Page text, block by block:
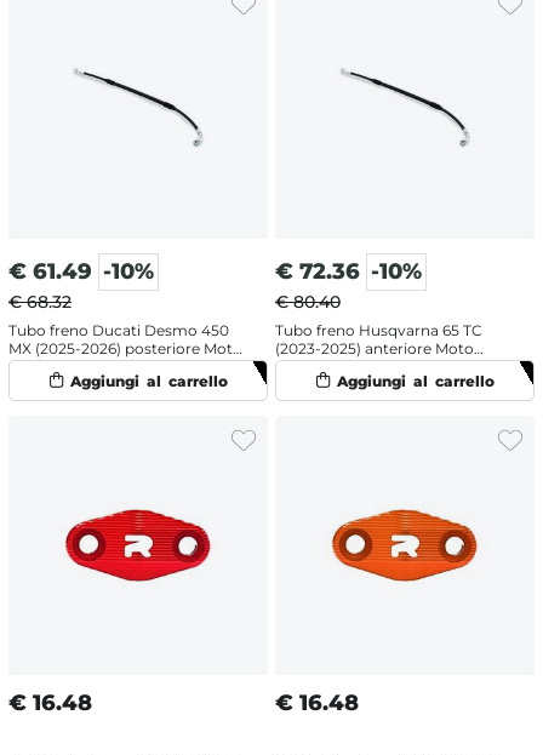
€ 61.49 -10%
€ 68.32
Tubo freno Ducati Desmo 450
MX (2025-2026) posteriore Moto
Master
€ 72.36 -10%
€ 80.40
Tubo freno Husqvarna 65 TC
(2023-2025) anteriore Moto
Master
€ 16.48 € 16.48